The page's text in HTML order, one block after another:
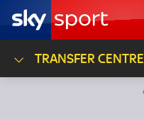
TRANSFER CENTRE